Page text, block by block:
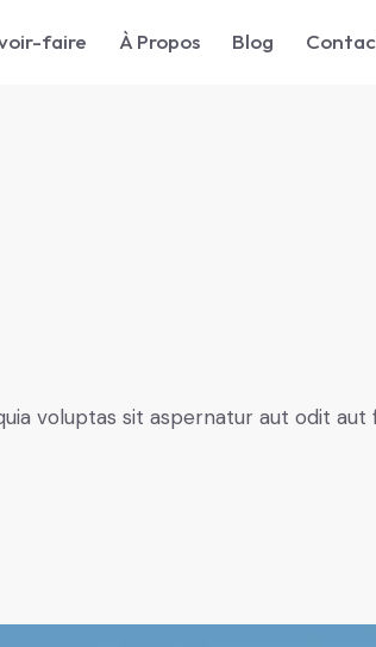
faire À Propos Blog
voluptas sit aspernatur aut odit aut